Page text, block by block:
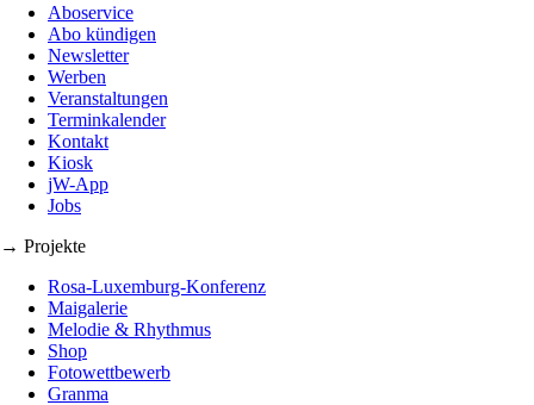
Aboservice
Abo kündigen
Newsletter
Werben
Veranstaltungen
Terminkalender
Kontakt
Kiosk
jW-App
Jobs
→ Projekte
Rosa-Luxemburg-Konferenz
Maigalerie
Melodie & Rhythmus
Shop
Fotowettbewerb
Granma